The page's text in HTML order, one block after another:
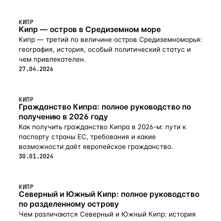
местом для отдыха и принятия солнечных ванн. Для
маленьких жителей доступен детский рай с обширными
садами и игровой площадкой. Таунхаусы Aria,
представляющие собой идеальный баланс материалов,
отличаются фасадным бетоном, натуральным камнем
и террасами в обрамлении ироко. Кластеры разделены
КИПР
Кипр — остров в Средиземном море
Кипр — третий по величине остров Средиземноморья:
география, история, особый политический статус и
чем привлекателен.
27.04.2026
КИПР
Гражданство Кипра: полное руководство по
получению в 2026 году
Как получить гражданство Кипра в 2026-м: пути к
паспорту страны ЕС, требования и какие
возможности даёт европейское гражданство.
30.01.2024
КИПР
Северный и Южный Кипр: полное руководство
по разделенному острову
Чем различаются Северный и Южный Кипр: история